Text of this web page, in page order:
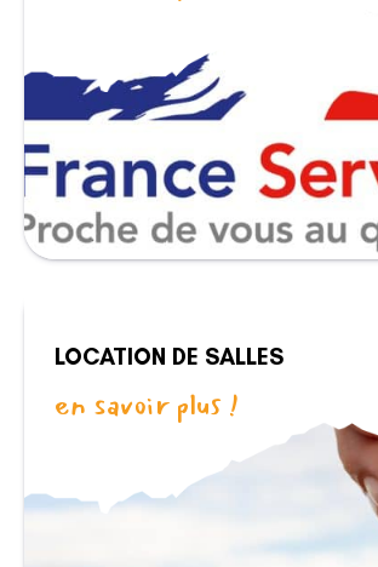
LOCATION DE SALLES
en savoir plus !